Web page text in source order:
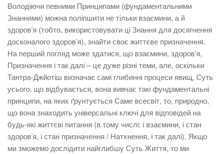
Володіючи певними Принципами (фундаментальними
Знаннями) можна поліпшити не тільки взаємини, а й
здоров’я (тобто, використовувати ці Знання для досягнення
досконалого здоров’я), знайти своє життєве призначення.
На перший погляд може здатися, що взаємини, здоров’я,
Призначення і так далі – це дуже різні теми, але, оскільки
Тантра-Джйотіш визначає самі глибинні процеси явищ, Суть
усього, що відбувається, вона вивчає такі фундаментальні
принципи, на яких ґрунтується Саме всесвіт, то, природно,
що вона знаходить універсальні ключі для відповідей на
будь-які життєві питання (в тому числі: і взаємини, і стан
здоров’я, і стан призначення / Натхнення, і так далі). Якщо
ми зможемо дослідити найглибшу Суть Життя, то ми